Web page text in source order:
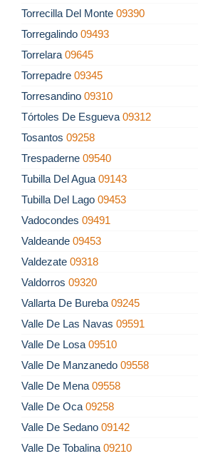
Torrecilla Del Monte 09390
Torregalindo 09493
Torrelara 09645
Torrepadre 09345
Torresandino 09310
Tórtoles De Esgueva 09312
Tosantos 09258
Trespaderne 09540
Tubilla Del Agua 09143
Tubilla Del Lago 09453
Vadocondes 09491
Valdeande 09453
Valdezate 09318
Valdorros 09320
Vallarta De Bureba 09245
Valle De Las Navas 09591
Valle De Losa 09510
Valle De Manzanedo 09558
Valle De Mena 09558
Valle De Oca 09258
Valle De Sedano 09142
Valle De Tobalina 09210